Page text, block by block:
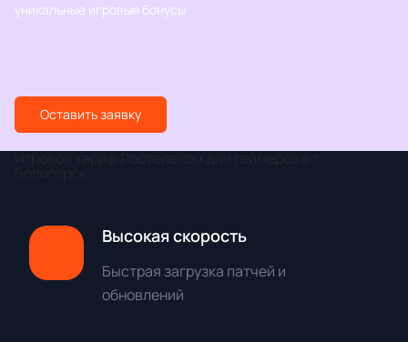
уникальные игровые бонусы
Оставить заявку
Высокая скорость
Быстрая загрузка патчей и
обновлений